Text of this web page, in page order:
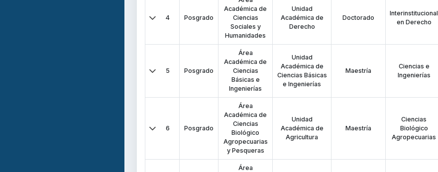
4 Posgrado
Académica de
Ciencias
Sociales y
Humanidades
Unidad
Académica de
Derecho
Doctorado
Interinstitucional
en Derecho
5 Posgrado
Área
Académica de
Ciencias
Básicas e
Ingenierías
Unidad
Académica de
Ciencias Básicas
e Ingenierías
Maestría
Ciencias e
Ingenierías
6 Posgrado
Área
Académica de
Ciencias
Biológico
Agropecuarias
y Pesqueras
Unidad
Académica de
Agricultura
Maestría
Ciencias
Biológico
Agropecuarias
Área